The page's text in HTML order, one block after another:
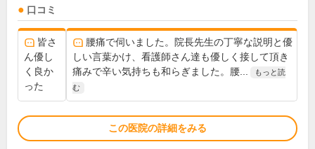
口コミ
皆さ
ん優し
く良か
った
腰痛で伺いました。院長先生の丁寧な説明と優
しい言葉かけ、看護師さん達も優しく接して頂き
痛みで辛い気持ちも和らぎました。腰...
もっと読
む
この医院の詳細をみる